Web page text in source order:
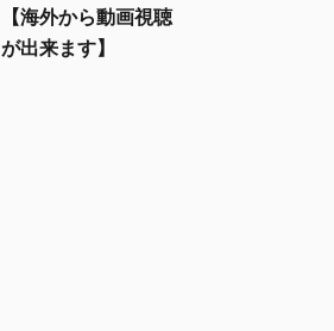
【海外から動画視聴
が出来ます】